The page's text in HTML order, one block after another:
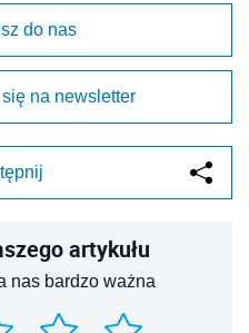
do nas
na newsletter
artykułu
nas bardzo ważna